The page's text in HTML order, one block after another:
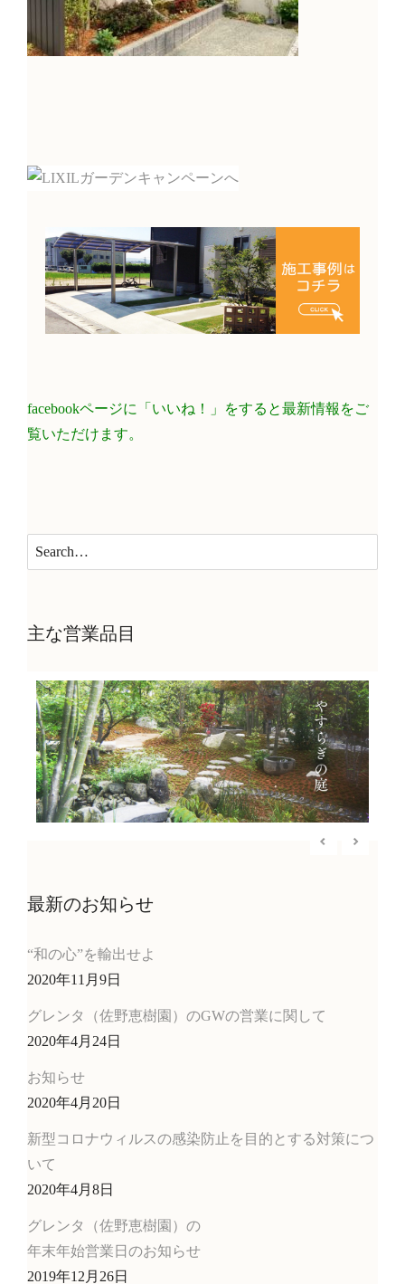
facebookページに「いいね！」をすると最新情報をご
覧いただけます。
主な営業品目
最新のお知らせ
“和の心”を輸出せよ
2020年11月9日
グレンタ（佐野恵樹園）のGWの営業に関して
2020年4月24日
お知らせ
2020年4月20日
新型コロナウィルスの感染防止を目的とする対策につ
いて
2020年4月8日
グレンタ（佐野恵樹園）の
年末年始営業日のお知らせ
2019年12月26日